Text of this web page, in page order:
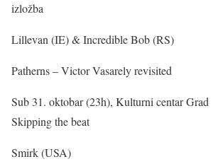
izložba
Lillevan (IE) & Incredible Bob (RS)
Patherns – Victor Vasarely revisited
Sub 31. oktobar (23h), Kulturni centar Grad
Skipping the beat
Smirk (USA)